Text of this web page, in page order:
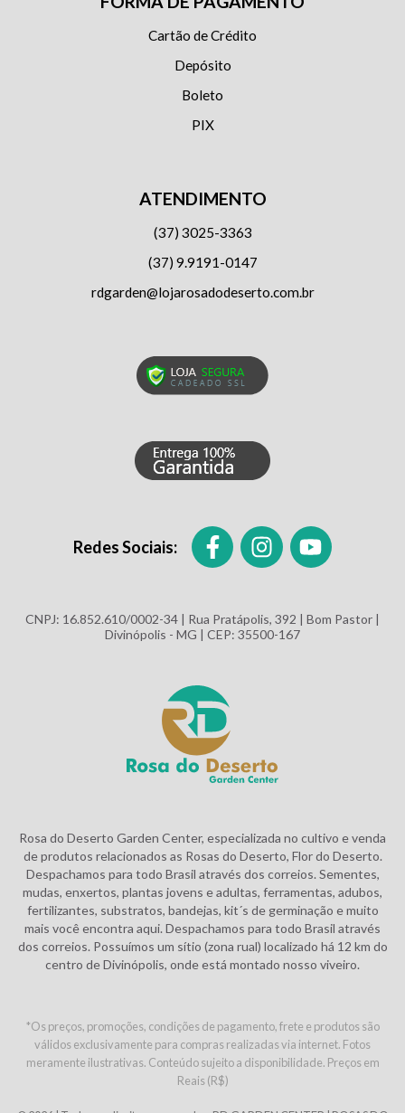
Cartão de Crédito
Depósito
Boleto
PIX
ATENDIMENTO
(37) 3025-3363
(37) 9.9191-0147
rdgarden@lojarosadodeserto.com.br
Redes Sociais:
CNPJ: 16.852.610/0002-34 | Rua Pratápolis, 392 | Bom Pastor |
Divinópolis - MG | CEP: 35500-167
Rosa do Deserto Garden Center, especializada no cultivo e venda
de produtos relacionados as Rosas do Deserto, Flor do Deserto.
Despachamos para todo Brasil através dos correios. Sementes,
mudas, enxertos, plantas jovens e adultas, ferramentas, adubos,
fertilizantes, substratos, bandejas, kit´s de germinação e muito
mais você encontra aqui. Despachamos para todo Brasil através
dos correios. Possuímos um sítio (zona rual) localizado há 12 km do
centro de Divinópolis, onde está montado nosso viveiro.
*Os preços, promoções, condições de pagamento, frete e produtos são
válidos exclusivamente para compras realizadas via internet. Fotos
meramente ilustrativas. Conteúdo sujeito a disponibilidade. Preços em
Reais (R$)